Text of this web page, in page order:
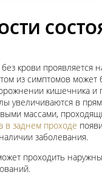
крови проявляется
из симптомов может
кишечника и
увеличиваются в
массами,
в заднем проходе
заболевания.
проходить